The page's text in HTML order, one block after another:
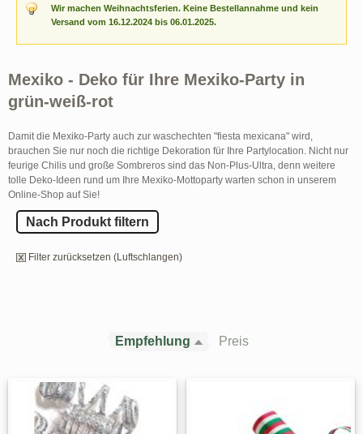
Wir machen Weihnachtsferien. Keine Bestellannahme und kein
Versand vom 16.12.2024 bis 06.01.2025.
Mexiko - Deko für Ihre Mexiko-Party in
grün-weiß-rot
Damit die Mexiko-Party auch zur waschechten "fiesta mexicana" wird,
brauchen Sie nur noch die richtige Dekoration für Ihre Partylocation. Nicht nur
feurige Chilis und große Sombreros sind das Non-Plus-Ultra, denn weitere
tolle Deko-Ideen rund um Ihre Mexiko-Mottoparty warten schon in unserem
Online-Shop auf Sie!
Nach Produkt filtern
Filter zurücksetzen (Luftschlangen)
Empfehlung Preis